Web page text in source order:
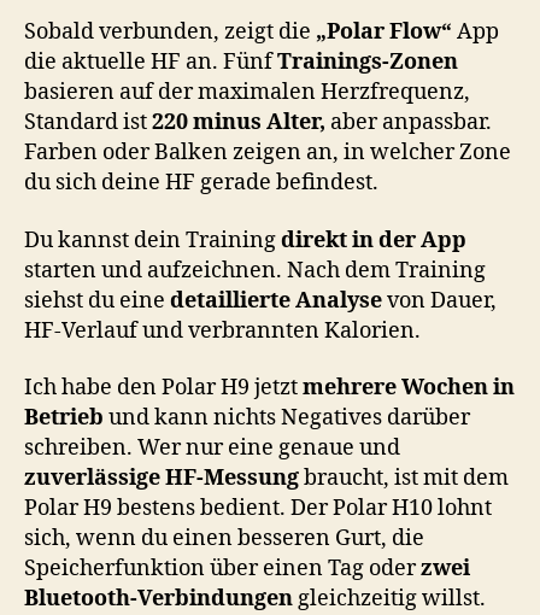
Sobald verbunden, zeigt die „Polar Flow“ App
die aktuelle HF an. FünfTrainings-Zonen
basieren auf der maximalen Herzfrequenz,
Standard ist220 minus Alter, aber anpassbar.
Farben oder Balken zeigen an, in welcher Zone
du sich deine HF gerade befindest.
Du kannst dein Trainingdirekt in der App
starten und aufzeichnen. Nach dem Training
siehst du eine detaillierte Analysevon Dauer,
HF-Verlauf und verbrannten Kalorien.
Ich habe den Polar H9 jetztmehrere Wochen in
Betrieb und kann nichts Negatives darüber
schreiben. Wer nur eine genaue und
zuverlässige HF-Messungbraucht, ist mit dem
Polar H9 bestens bedient. Der Polar H10 lohnt
sich, wenn du einen besseren Gurt, die
Speicherfunktion über einen Tag oderzwei
Bluetooth-Verbindungengleichzeitig willst.